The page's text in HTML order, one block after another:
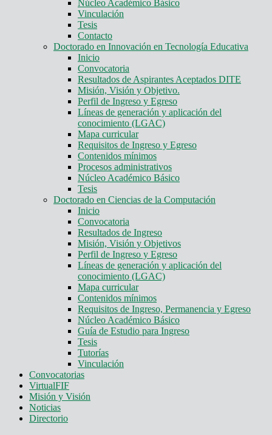
Núcleo Académico Básico
Vinculación
Tesis
Contacto
Doctorado en Innovación en Tecnología Educativa
Inicio
Convocatoria
Resultados de Aspirantes Aceptados DITE
Misión, Visión y Objetivo.
Perfil de Ingreso y Egreso
Líneas de generación y aplicación del
conocimiento (LGAC)
Mapa curricular
Requisitos de Ingreso y Egreso
Contenidos mínimos
Procesos administrativos
Núcleo Académico Básico
Tesis
Doctorado en Ciencias de la Computación
Inicio
Convocatoria
Resultados de Ingreso
Misión, Visión y Objetivos
Perfil de Ingreso y Egreso
Líneas de generación y aplicación del
conocimiento (LGAC)
Mapa curricular
Contenidos mínimos
Requisitos de Ingreso, Permanencia y Egreso
Núcleo Académico Básico
Guía de Estudio para Ingreso
Tesis
Tutorías
Vinculación
Convocatorias
VirtualFIF
Misión y Visión
Noticias
Directorio